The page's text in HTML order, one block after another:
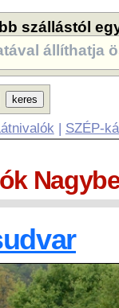
szállástól
állíthatja
| SZÉP-